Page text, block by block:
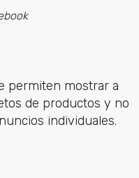
permiten mostrar a
de productos y no
individuales.